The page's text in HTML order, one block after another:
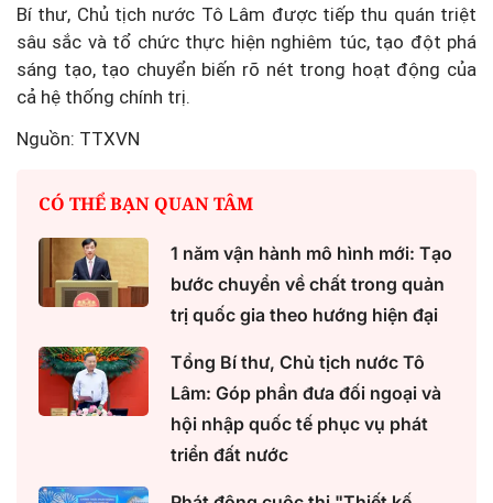
Bí thư, Chủ tịch nước Tô Lâm được tiếp thu quán triệt
sâu sắc và tổ chức thực hiện nghiêm túc, tạo đột phá
sáng tạo, tạo chuyển biến rõ nét trong hoạt động của
cả hệ thống chính trị.
Nguồn: TTXVN
CÓ THỂ BẠN QUAN TÂM
1 năm vận hành mô hình mới: Tạo
bước chuyển về chất trong quản
trị quốc gia theo hướng hiện đại
Tổng Bí thư, Chủ tịch nước Tô
Lâm: Góp phần đưa đối ngoại và
hội nhập quốc tế phục vụ phát
triển đất nước